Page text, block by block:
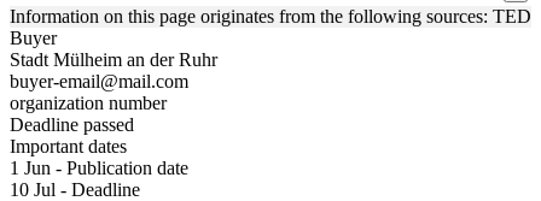
Information on this page originates from the following sources: TED
Buyer
Stadt Mülheim an der Ruhr
buyer-email@mail.com
organization number
Deadline passed
Important dates
1 Jun - Publication date
10 Jul - Deadline